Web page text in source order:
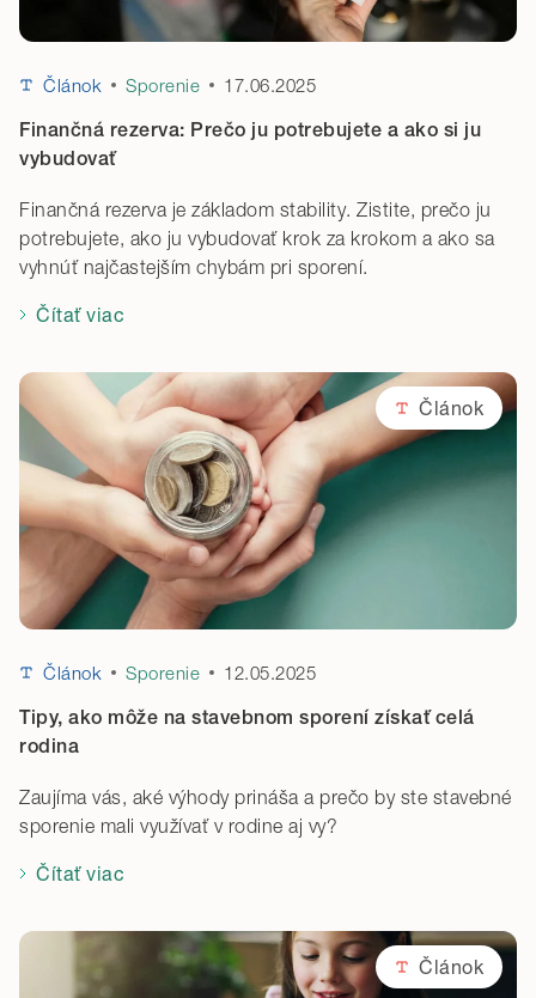
Článok Sporenie 17.06.2025
Finančná rezerva: Prečo ju potrebujete a ako si ju
vybudovať
Finančná rezerva je základom stability. Zistite, prečo ju
potrebujete, ako ju vybudovať krok za krokom a ako sa
vyhnúť najčastejším chybám pri sporení.
Čítať viac
Článok
Článok Sporenie 12.05.2025
Tipy, ako môže na stavebnom sporení získať celá
rodina
Zaujíma vás, aké výhody prináša a prečo by ste stavebné
sporenie mali využívať v rodine aj vy?
Čítať viac
Článok